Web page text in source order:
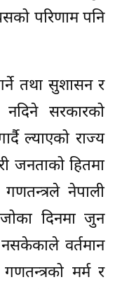
परिणाम पनि
तथा सुशासन र
नदिने सरकारको
ल्याएको राज्य
जनताको हितमा
नेपाली
दिनमा जुन
वर्तमान
मर्म र